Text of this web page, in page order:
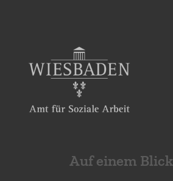
Auf einem Blick